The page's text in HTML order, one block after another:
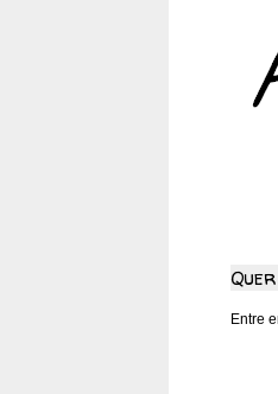
Entre